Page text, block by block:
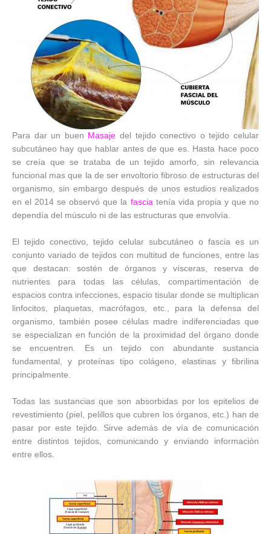
Para dar un buen Masaje del tejido conectivo o tejido celular
subcutáneo hay que hablar antes de que es. Hasta hace poco
se creía que se trataba de un tejido amorfo, sin relevancia
funcional mas que la de ser envoltorio fibroso de estructuras del
organismo, sin embargo después de unos estudios realizados
en el 2014 se observó que la fascia tenía vida propia y que no
dependía del músculo ni de las estructuras que envolvía.
El tejido conectivo, tejido celular subcutáneo o fascia es un
conjunto variado de tejidos con multitud de funciones, entre las
que destacan: sostén de órganos y vísceras, reserva de
nutrientes para todas las células, compartimentación de
espacios contra infecciones, espacio tisular donde se multiplican
linfocitos, plaquetas, macrófagos, etc., para la defensa del
organismo, también posee células madre indiferenciadas que
se especializan en función de la proximidad del órgano donde
se encuentren. Es un tejido con abundante sustancia
fundamental, y proteínas tipo colágeno, elastinas y fibrilina
principalmente.
Todas las sustancias que son absorbidas por los epitelios de
revestimiento (piel, pelillos que cubren los órganos, etc.) han de
pasar por este tejido. Sirve además de vía de comunicación
entre distintos tejidos, comunicando y enviando información
entre ellos.